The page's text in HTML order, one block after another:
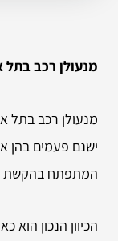
מנעולן רכב בתל
מנעולן רכב בתל
ישנם פעמים בהן
המתפתח בהקשת
הכיוון הנכון הוא